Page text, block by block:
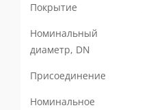
Покрытие
Номинальный
диаметр, DN
Присоединение
Номинальное